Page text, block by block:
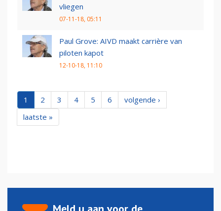
vliegen
07-11-18, 05:11
Paul Grove: AIVD maakt carrière van
piloten kapot
12-10-18, 11:10
1 2 3 4 5 6
volgende ›
laatste »